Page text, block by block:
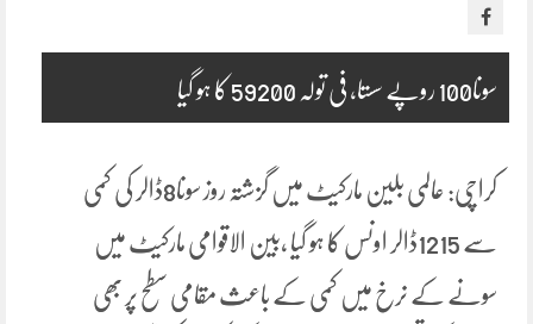
سونا100 روپے سستا، فی تولہ 59200 کا ہو گیا
کراچی: عالمی بلین مارکیٹ میں گزشتہ روز سونا8ڈالر کی کمی
سے 1215ڈالر اونس کا ہو گیا ،بین الاقوامی مارکیٹ میں
سونے کے نرخ میں کمی کے باعث مقامی سطح پر بھی